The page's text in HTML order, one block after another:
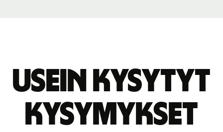
Usein kysytyt
kysymykset